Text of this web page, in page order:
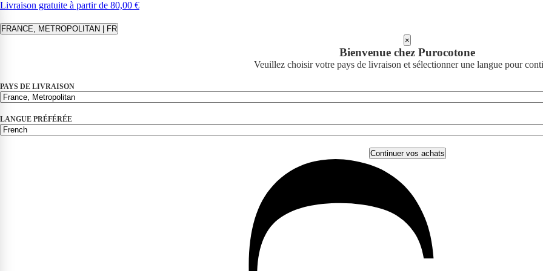
Livraison gratuite à partir de 80,00 €
FRANCE, METROPOLITAN | FR
×
Bienvenue chez Purocotone
Veuillez choisir votre pays de livraison et sélectionner une langue pour
PAYS DE LIVRAISON
LANGUE PRÉFÉRÉE
Continuer vos achats